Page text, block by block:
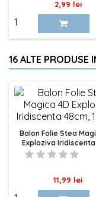
Pret
2,99 lei
16 ALTE PRODUSE
Balon Folie Stea
Exploziva
48cm, 12 Tepi
Pret
11,99 lei